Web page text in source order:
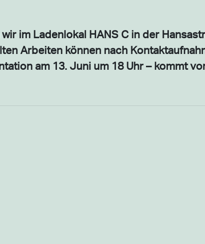
im Ladenlokal HANS C in der
Arbeiten können nach
am 13. Juni um 18 Uhr – kommt